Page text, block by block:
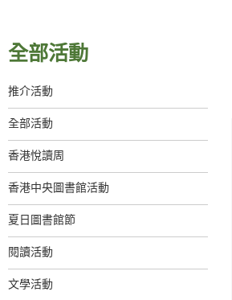
全部活動
推介活動
全部活動
香港悅讀周
香港中央圖書館活動
夏日圖書館節
閱讀活動
文學活動